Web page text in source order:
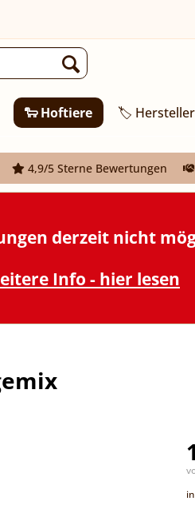
🐑 Hoftiere 🏷️ Hersteller
4,9/5 Sterne Bewertungen
derzeit nicht
Info - hier lesen